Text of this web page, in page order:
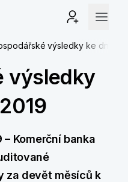
výsledky ke dni 30.
výsledky
Komerční banka
za devět měsíců k